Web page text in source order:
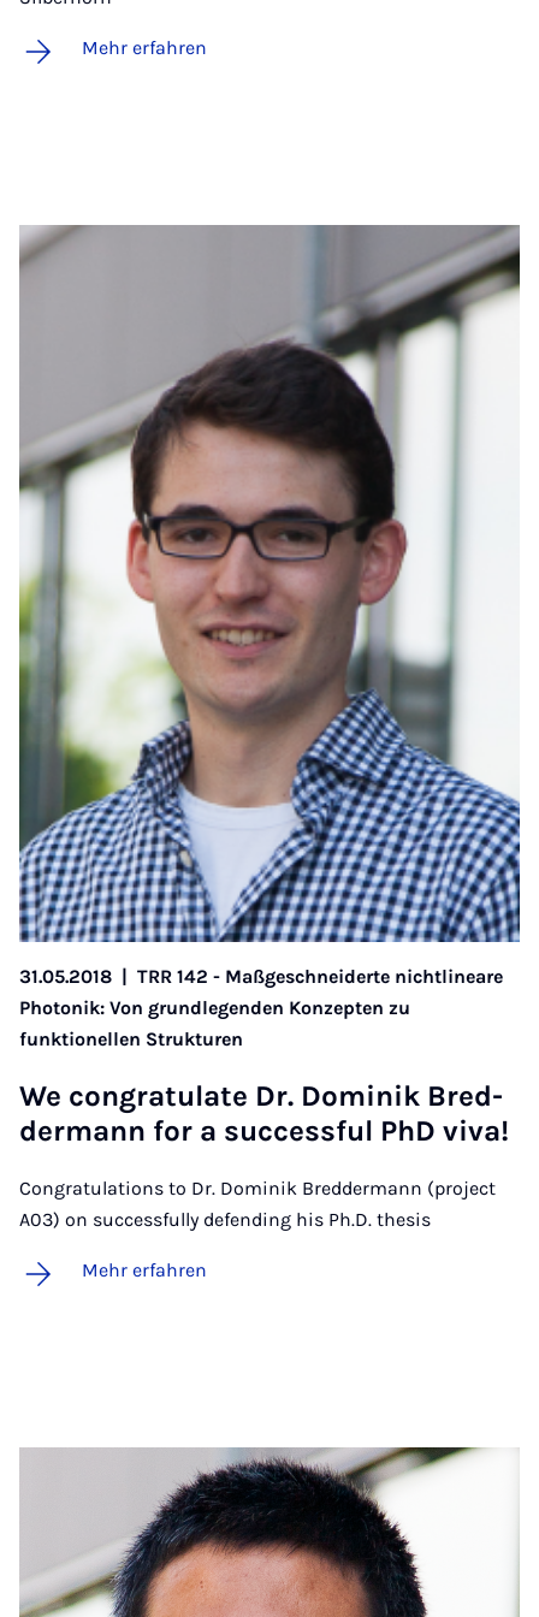
Mehr erfahren
31.05.2018 | TRR 142 - Maßgeschneiderte nichtlineare
Photonik: Von grundlegenden Konzepten zu
funktionellen Strukturen
We con­gra­tu­la­te Dr. Do­mi­nik Bred­
der­mann for a suc­cess­ful PhD vi­va!
Congratulations to Dr. Dominik Breddermann (project
A03) on successfully defending his Ph.D. thesis
Mehr erfahren